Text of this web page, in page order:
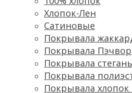
Хлопок-Лен
Сатиновые
Покрывала
Покрывала
Покрывала
Покрывала
Покрывала хлопок